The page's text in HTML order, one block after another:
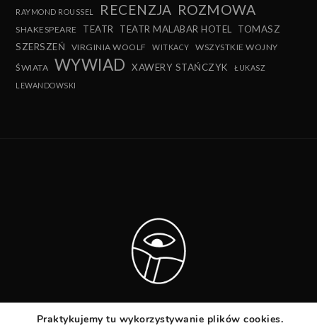
RAYMOND ROUSSEL RECENZJA ROZMOWA
SHAKESPEARE TEATR TEATR MALABAR HOTEL
TOMASZ
SZERSZEŃ
VIRGINIA WOOLF WITKACY
WSZYSTKIE WOJNY
ŚWIATA WYWIAD XAWERY STAŃCZYK
ŁUKASZ
LEWANDOWSKI
Praktykujemy tu wykorzystywanie plików cookies.